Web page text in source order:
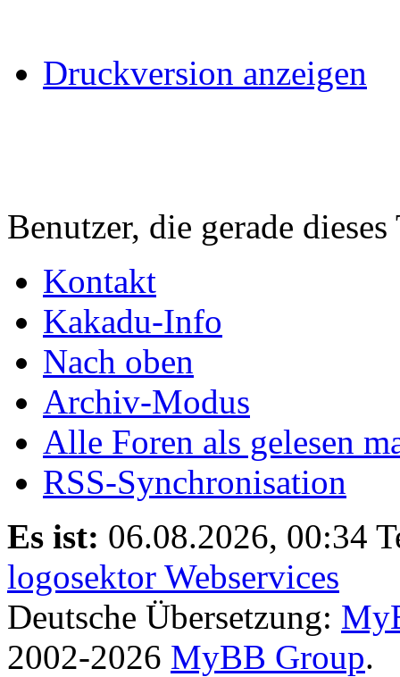
Druckversion anzeigen
Benutzer, die gerade
Kontakt
Kakadu-Info
Nach oben
Archiv-Modus
Alle Foren als gelesen
RSS-Synchronisation
Es ist: 06.08.2026, 00:34
logosektor Webservices
Deutsche Übersetzung:
2002-2026 MyBB Group.